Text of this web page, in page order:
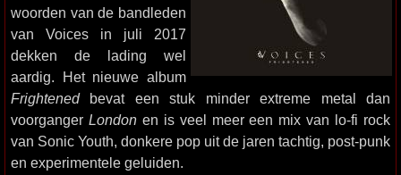
woorden van de bandleden
van Voices in juli 2017
dekken de lading wel
aardig. Het nieuwe album
Frightenedbevat een stuk minder extreme metal dan
voorganger Londonen is veel meer een mix van lo-fi rock
van Sonic Youth, donkere pop uit de jaren tachtig, post-punk
en experimentele geluiden.